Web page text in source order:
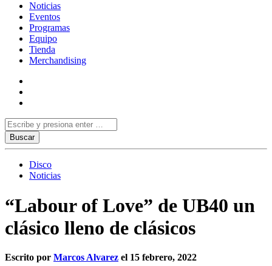
Noticias
Eventos
Programas
Equipo
Tienda
Merchandising
Disco
Noticias
“Labour of Love” de UB40 un
clásico lleno de clásicos
Escrito por Marcos Alvarez el 15 febrero, 2022